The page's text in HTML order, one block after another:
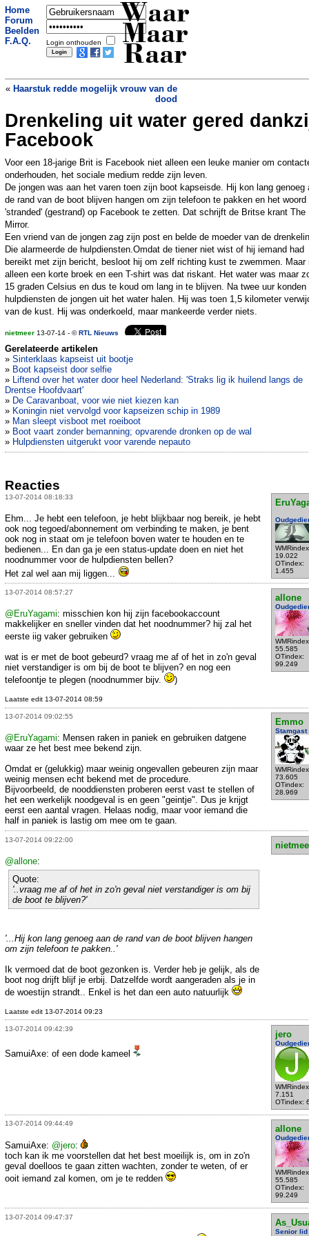
Home
Forum
Beelden
F.A.Q.
Login onthouden
Waar
Maar
Raar
« Haarstuk redde mogelijk vrouw van de
dood
Gigantische vuurbal Australi� blijkt
ruimteafval»
Drenkeling uit water gered
Facebook
Voor een 18-jarige Brit is Facebook niet alleen een leuke manier om
onderhouden, het sociale medium redde zijn leven.
De jongen was aan het varen toen zijn boot kapseisde. Hij kon lang genoeg
de rand van de boot blijven hangen om zijn telefoon te pakken en het woord
'stranded' (gestrand) op Facebook te zetten. Dat schrijft de Britse krant The
Mirror.
Een vriend van de jongen zag zijn post en belde de moeder van de
Die alarmeerde de hulpdiensten.Omdat de tiener niet wist of hij iemand had
bereikt met zijn bericht, besloot hij om zelf richting kust te zwemmen. Maar
alleen een korte broek en een T-shirt was dat riskant. Het water was maar
15 graden Celsius en dus te koud om lang in te blijven. Na twee uur konden
hulpdiensten de jongen uit het water halen. Hij was toen 1,5 kilometer
van de kust. Hij was onderkoeld, maar mankeerde verder niets.
nietmeer 13-07-14 - ©RTL Nieuws
Gerelateerde artikelen
» Sinterklaas kapseist uit bootje
» Boot kapseist door selfie
» Liftend over het water door heel Nederland: 'Straks lig ik huilend langs de
Drentse Hoofdvaart'
» De Caravanboat, voor wie niet kiezen kan
» Koningin niet vervolgd voor kapseizen schip in 1989
» Man sleept visboot met roeiboot
» Boot vaart zonder bemanning; opvarende dronken op de wal
» Hulpdiensten uitgerukt voor varende nepauto
Reacties
13-07-2014 08:18:33
19.022
OTindex:
1.455
Ehm... Je hebt een telefoon, je hebt blijkbaar nog bereik, je hebt
ook nog tegoed/abonnement om verbinding te maken, je bent
ook nog in staat om je telefoon boven water te houden en te
bedienen... En dan ga je een status-update doen en niet het
noodnummer voor de hulpdiensten bellen?
Het zal wel aan mij liggen...
13-07-2014 08:57:27
allone
55.585
OTindex:
99.249
@EruYagami: misschien kon hij zijn facebookaccount
makkelijker en sneller vinden dat het noodnummer? hij zal het
eerste iig vaker gebruiken
wat is er met de boot gebeurd? vraag me af of het in zo'n geval
niet verstandiger is om bij de boot te blijven? en nog een
telefoontje te plegen (noodnummer bijv.
)
Laatste edit 13-07-2014 08:59
13-07-2014 09:02:55
Emmo
Stamgast
73.605
OTindex:
28.969
@EruYagami: Mensen raken in paniek en gebruiken datgene
waar ze het best mee bekend zijn.
Omdat er (gelukkig) maar weinig ongevallen gebeuren zijn maar
weinig mensen echt bekend met de procedure.
Bijvoorbeeld, de nooddiensten proberen eerst vast te stellen of
het een werkelijk noodgeval is en geen "geintje". Dus je krijgt
eerst een aantal vragen. Helaas nodig, maar voor iemand die
half in paniek is lastig om mee om te gaan.
13-07-2014 09:22:00
@allone:
Quote:
'..vraag me af of het in zo'n geval niet verstandiger is om bij
de boot te blijven?'
'...Hij kon lang genoeg aan de rand van de boot blijven hangen
om zijn telefoon te pakken..'
Ik vermoed dat de boot gezonken is. Verder heb je gelijk, als de
boot nog drijft blijf je erbij. Datzelfde wordt aangeraden als je in
de woestijn strandt.. Enkel is het dan een auto natuurlijk
Laatste edit 13-07-2014 09:23
13-07-2014 09:42:39
jero
7.151
OTindex:
SamuiAxe: of een dode kameel
13-07-2014 09:44:49
allone
55.585
OTindex:
99.249
SamuiAxe: @jero:
toch kan ik me voorstellen dat het best moeilijk is, om in zo'n
geval doelloos te gaan zitten wachten, zonder te weten, of er
ooit iemand zal komen, om je te redden
13-07-2014 09:47:37
Senior lid